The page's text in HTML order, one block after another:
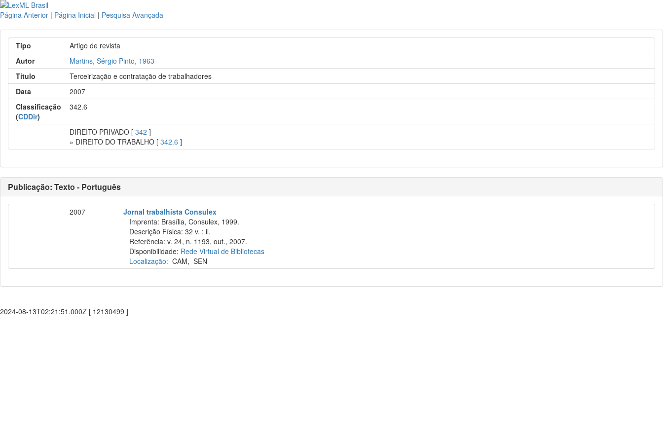
Página Anterior | Página Inicial | Pesquisa Avançada
Tipo
Artigo de revista
Autor
Martins, Sérgio Pinto, 1963
Título
Terceirização e contratação de trabalhadores
Data
2007
Classificação
(CDDir)
342.6
DIREITO PRIVADO [342 ]
» DIREITO DO TRABALHO [342.6 ]
Publicação: Texto - Português
2007
Jornal trabalhista Consulex
Imprenta: Brasília, Consulex, 1999.
Descrição Física: 32 v. : il.
Referência: v. 24, n. 1193, out., 2007.
Disponibilidade: Rede Virtual de Bibliotecas
Localização: CAM,SEN
2024-08-13T02:21:51.000Z [ 12130499 ]